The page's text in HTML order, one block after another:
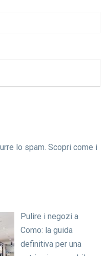
lo spam. Scopri come i
Pulire i negozi a
Como: la guida
definitiva per una